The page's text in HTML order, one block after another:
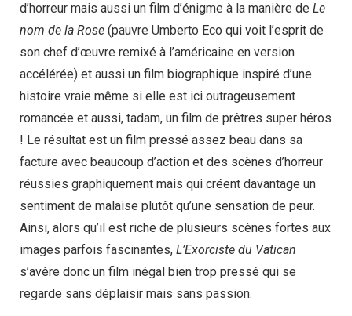
d’horreur mais aussi un film d’énigme à la manière de Le
nom de la Rose (pauvre Umberto Eco qui voit l’esprit de
son chef d’œuvre remixé à l’américaine en version
accélérée) et aussi un film biographique inspiré d’une
histoire vraie même si elle est ici outrageusement
romancée et aussi, tadam, un film de prêtres super héros
! Le résultat est un film pressé assez beau dans sa
facture avec beaucoup d’action et des scènes d’horreur
réussies graphiquement mais qui créent davantage un
sentiment de malaise plutôt qu’une sensation de peur.
Ainsi, alors qu’il est riche de plusieurs scènes fortes aux
images parfois fascinantes, L’Exorciste du Vatican
s’avère donc un film inégal bien trop pressé qui se
regarde sans déplaisir mais sans passion.